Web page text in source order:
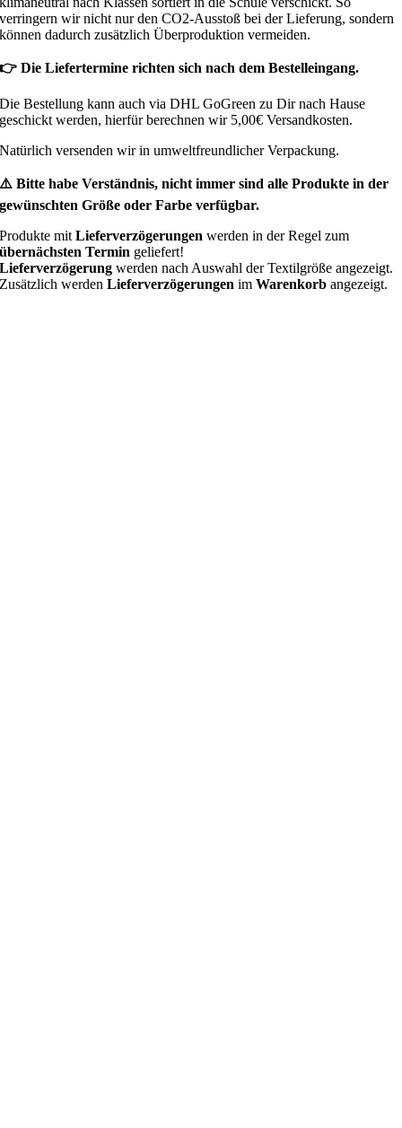
verringern wir nicht nur den CO2-Ausstoß bei der Lieferung, sondern
können dadurch zusätzlich Überproduktion vermeiden.
👉 Die Liefertermine richten sich nach dem Bestelleingang.
Die Bestellung kann auch via DHL GoGreen zu Dir nach Hause
geschickt werden, hierfür berechnen wir 5,00€ Versandkosten.
Natürlich versenden wir in umweltfreundlicher Verpackung.
⚠️ Bitte habe Verständnis, nicht immer sind alle Produkte in der
gewünschten Größe oder Farbe verfügbar.
Produkte mitLieferverzögerungen werden in der Regel zum
übernächsten Termin geliefert!
Lieferverzögerung werden nach Auswahl der Textilgröße angezeigt.
Zusätzlich werdenLieferverzögerungen imWarenkorb angezeigt.